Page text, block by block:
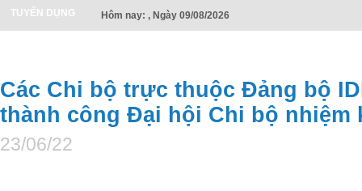
TUYỂN DỤNG Hôm nay: , Ngày 09/08/2026
Các Chi bộ trực thuộc Đảng bộ
thành công Đại hội Chi bộ nhiệm
23/06/22